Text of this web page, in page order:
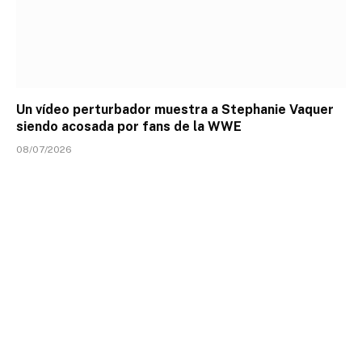
Un vídeo perturbador muestra a Stephanie Vaquer
siendo acosada por fans de la WWE
08/07/2026